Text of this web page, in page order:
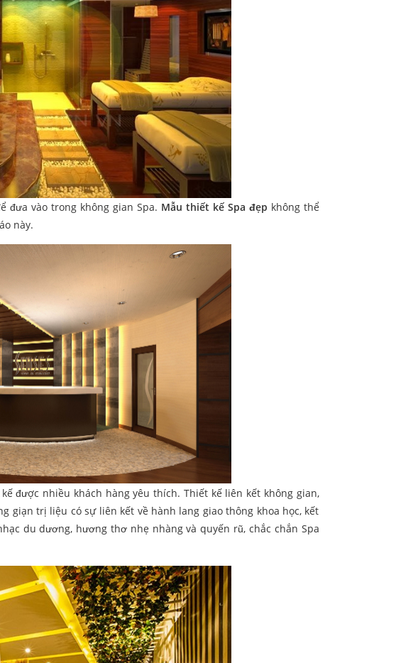
đưa vào trong không gian Spa. Mẫu thiết kế Spa đẹp không thể
này.
được nhiều khách hàng yêu thích. Thiết kế liên kết không gian,
giạn trị liệu có sự liên kết về hành lang giao thông khoa học, kết
du dương, hương thơ nhẹ nhàng và quyến rũ, chắc chắn Spa